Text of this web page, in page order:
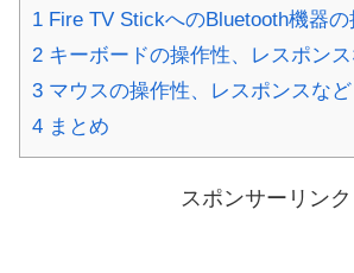
1 Fire TV StickへのBluetooth機器
2 キーボードの操作性、レスポン
3 マウスの操作性、レスポンスなど
4 まとめ
スポンサーリンク